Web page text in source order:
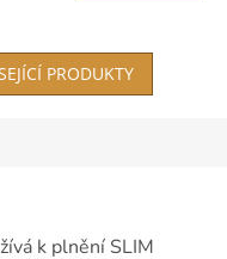
PRODUKTY
k plnění SLIM